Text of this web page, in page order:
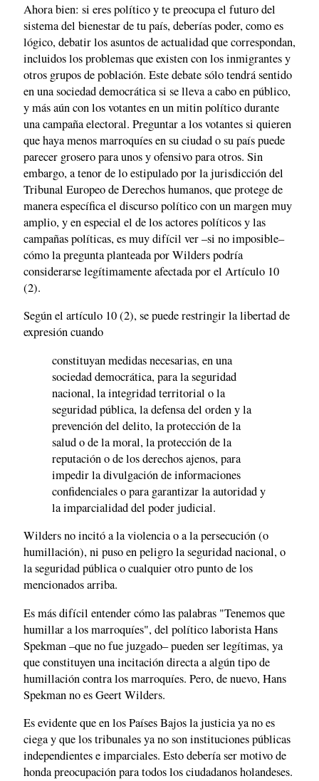
Ahora bien: si eres político y te preocupa el futuro del
sistema del bienestar de tu país, deberías poder, como es
lógico, debatir los asuntos de actualidad que correspondan,
incluidos los problemas que existen con los inmigrantes y
otros grupos de población. Este debate sólo tendrá sentido
en una sociedad democrática si se lleva a cabo en público,
y más aún con los votantes en un mitin político durante
una campaña electoral. Preguntar a los votantes si quieren
que haya menos marroquíes en su ciudad o su país puede
parecer grosero para unos y ofensivo para otros. Sin
embargo, a tenor de lo estipulado por la jurisdicción del
Tribunal Europeo de Derechos humanos, que protege de
manera específica el discurso político con un margen muy
amplio, y en especial el de los actores políticos y las
campañas políticas, es muy difícil ver –si no imposible–
cómo la pregunta planteada por Wilders podría
considerarse legítimamente afectada por el Artículo 10
(2).
Según el artículo 10 (2), se puede restringir la libertad de
expresión cuando
constituyan medidas necesarias, en una
sociedad democrática, para la seguridad
nacional, la integridad territorial o la
seguridad pública, la defensa del orden y la
prevención del delito, la protección de la
salud o de la moral, la protección de la
reputación o de los derechos ajenos, para
impedir la divulgación de informaciones
confidenciales o para garantizar la autoridad y
la imparcialidad del poder judicial.
Wilders no incitó a la violencia o a la persecución (o
humillación), ni puso en peligro la seguridad nacional, o
la seguridad pública o cualquier otro punto de los
mencionados arriba.
Es más difícil entender cómo las palabras "Tenemos que
humillar a los marroquíes", del político laborista Hans
Spekman –que no fue juzgado– pueden ser legítimas, ya
que constituyen una incitación directa a algún tipo de
humillación contra los marroquíes. Pero, de nuevo, Hans
Spekman no es Geert Wilders.
Es evidente que en los Países Bajos la justicia ya no es
ciega y que los tribunales ya no son instituciones públicas
independientes e imparciales. Esto debería ser motivo de
honda preocupación para todos los ciudadanos holandeses.